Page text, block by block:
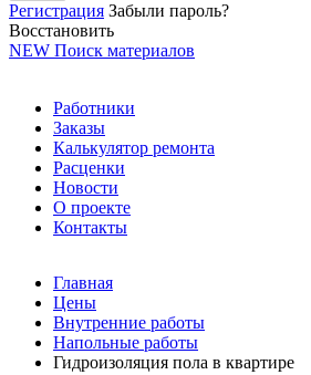
Регистрация Забыли пароль?
Восстановить
NEW Поиск материалов
Работники
Заказы
Калькулятор ремонта
Расценки
Новости
О проекте
Контакты
Главная
Цены
Внутренние работы
Напольные работы
Гидроизоляция пола в квартире